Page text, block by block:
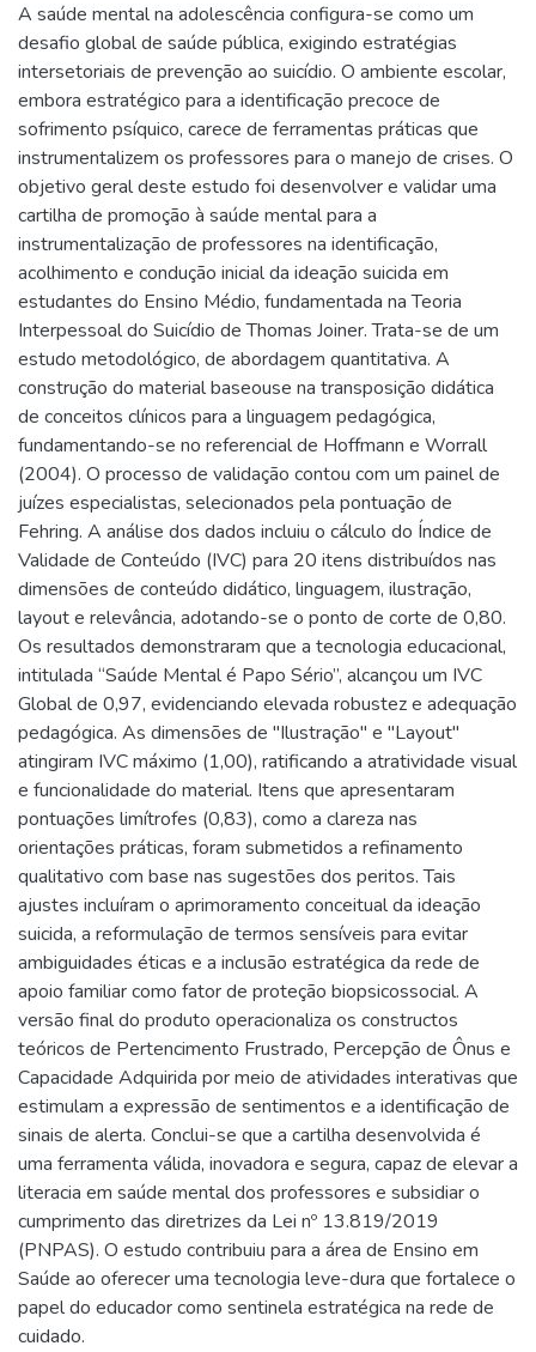
A saúde mental na adolescência configura-se como um
desafio global de saúde pública, exigindo estratégias
intersetoriais de prevenção ao suicídio. O ambiente escolar,
embora estratégico para a identificação precoce de
sofrimento psíquico, carece de ferramentas práticas que
instrumentalizem os professores para o manejo de crises. O
objetivo geral deste estudo foi desenvolver e validar uma
cartilha de promoção à saúde mental para a
instrumentalização de professores na identificação,
acolhimento e condução inicial da ideação suicida em
estudantes do Ensino Médio, fundamentada na Teoria
Interpessoal do Suicídio de Thomas Joiner. Trata-se de um
estudo metodológico, de abordagem quantitativa. A
construção do material baseouse na transposição didática
de conceitos clínicos para a linguagem pedagógica,
fundamentando-se no referencial de Hoffmann e Worrall
(2004). O processo de validação contou com um painel de
juízes especialistas, selecionados pela pontuação de
Fehring. A análise dos dados incluiu o cálculo do Índice de
Validade de Conteúdo (IVC) para 20 itens distribuídos nas
dimensões de conteúdo didático, linguagem, ilustração,
layout e relevância, adotando-se o ponto de corte de 0,80.
Os resultados demonstraram que a tecnologia educacional,
intitulada “Saúde Mental é Papo Sério”, alcançou um IVC
Global de 0,97, evidenciando elevada robustez e adequação
pedagógica. As dimensões de "Ilustração" e "Layout"
atingiram IVC máximo (1,00), ratificando a atratividade visual
e funcionalidade do material. Itens que apresentaram
pontuações limítrofes (0,83), como a clareza nas
orientações práticas, foram submetidos a refinamento
qualitativo com base nas sugestões dos peritos. Tais
ajustes incluíram o aprimoramento conceitual da ideação
suicida, a reformulação de termos sensíveis para evitar
ambiguidades éticas e a inclusão estratégica da rede de
apoio familiar como fator de proteção biopsicossocial. A
versão final do produto operacionaliza os constructos
teóricos de Pertencimento Frustrado, Percepção de Ônus e
Capacidade Adquirida por meio de atividades interativas que
estimulam a expressão de sentimentos e a identificação de
sinais de alerta. Conclui-se que a cartilha desenvolvida é
uma ferramenta válida, inovadora e segura, capaz de elevar a
literacia em saúde mental dos professores e subsidiar o
cumprimento das diretrizes da Lei nº 13.819/2019
(PNPAS). O estudo contribuiu para a área de Ensino em
Saúde ao oferecer uma tecnologia leve-dura que fortalece o
papel do educador como sentinela estratégica na rede de
cuidado.